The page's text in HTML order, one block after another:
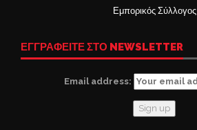
Εμπορικός Σύλλογος
ΕΓΓΡΑΦΕΙΤΕ ΣΤΟ NEWSLETTER
Email address: